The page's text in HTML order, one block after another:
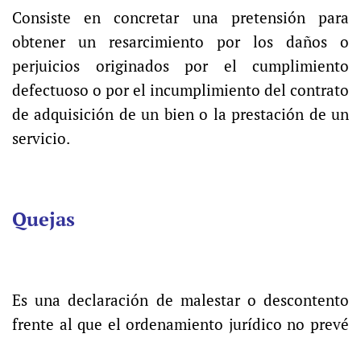
Consiste en concretar una pretensión para
obtener un resarcimiento por los daños o
perjuicios originados por el cumplimiento
defectuoso o por el incumplimiento del contrato
de adquisición de un bien o la prestación de un
servicio.
Quejas
Es una declaración de malestar o descontento
frente al que el ordenamiento jurídico no prevé